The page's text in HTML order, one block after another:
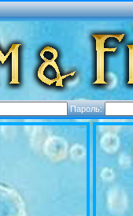
Пароль: